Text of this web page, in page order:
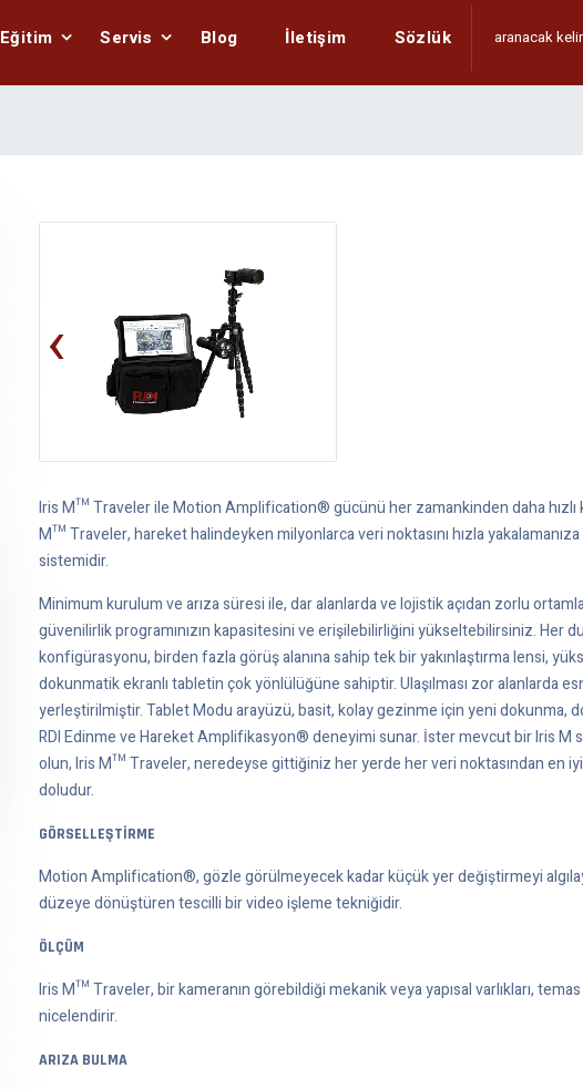
Eğitim Servis Blog İletişim Sözlük
‹
Iris M™ Traveler ile Motion Amplification® gücünü her zamankinden daha
M™ Traveler, hareket halindeyken milyonlarca veri noktasını hızla
sistemidir.
Minimum kurulum ve arıza süresi ile, dar alanlarda ve lojistik açıdan zorlu
güvenilirlik programınızın kapasitesini ve erişilebilirliğini yükseltebilirsiniz. Her
konfigürasyonu, birden fazla görüş alanına sahip tek bir yakınlaştırma lensi,
dokunmatik ekranlı tabletin çok yönlülüğüne sahiptir. Ulaşılması zor alanlarda
yerleştirilmiştir. Tablet Modu arayüzü, basit, kolay gezinme için yeni dokunma,
RDI Edinme ve Hareket Amplifikasyon® deneyimi sunar. İster mevcut bir Iris M
olun, Iris M™ Traveler, neredeyse gittiğiniz her yerde her veri noktasından en
doludur.
GÖRSELLEŞTİRME
Motion Amplification®, gözle görülmeyecek kadar küçük yer değiştirmeyi
düzeye dönüştüren tescilli bir video işleme tekniğidir.
ÖLÇÜM
Iris M™ Traveler, bir kameranın görebildiği mekanik veya yapısal varlıkları,
nicelendirir.
ARIZA BULMA